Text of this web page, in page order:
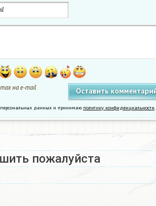
на e-mail
данных и принимаю политику конфиденциальности.
пожалуйста​